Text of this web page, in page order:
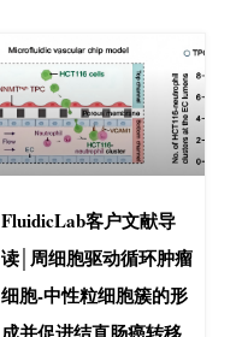
FluidicLab客户文献导
读│周细胞驱动循环肿瘤
细胞-中性粒细胞簇的形